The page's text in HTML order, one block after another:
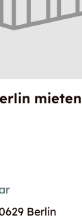
mieten
Berlin